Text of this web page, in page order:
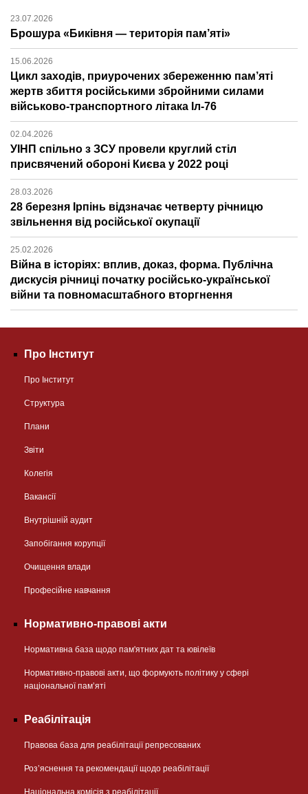
23.07.2026
Брошура «Биківня — територія пам’яті»
15.06.2026
Цикл заходів, приурочених збереженню пам’яті
жертв збиття російськими збройними силами
військово-транспортного літака Іл-76
02.04.2026
УІНП спільно з ЗСУ провели круглий стіл
присвячений обороні Києва у 2022 році
28.03.2026
28 березня Ірпінь відзначає четверту річницю
звільнення від російської окупації
25.02.2026
Війна в історіях: вплив, доказ, форма. Публічна
дискусія річниці початку російсько-української
війни та повномасштабного вторгнення
Про Інститут
Про Інститут
Структура
Плани
Звіти
Колегія
Вакансії
Внутрішній аудит
Запобігання корупції
Очищення влади
Професійне навчання
Нормативно-правові акти
Нормативна база щодо пам'ятних дат та ювілеїв
Нормативно-правові акти, що формують політику у сфері
національної памʼяті
Реабілітація
Правова база для реабілітації репресованих
Розʼяснення та рекомендації щодо реабілітації